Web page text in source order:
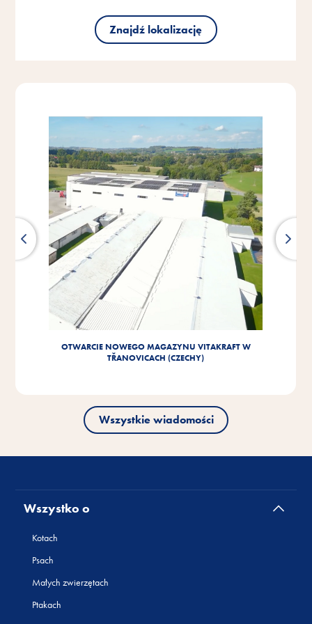
Znajdź lokalizację
Znajdź lokalizację
Znajdź lokalizację
OTWARCIE NOWEGO MAGAZYNU VITAKRAFT W
TŘANOVICACH (CZECHY)
Wszystkie wiadomości
Wszystko o
Kotach
Psach
Małych zwierzętach
Ptakach